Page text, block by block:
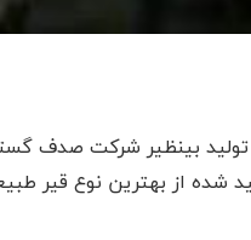
بینظیر شرکت صدف
20 سال ضمانت شرکتی و 7 سال بیمه دانا ،